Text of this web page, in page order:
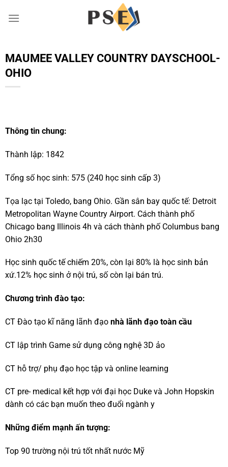
đến
MAUMEE VALLEY COUNTRY DAYSCHOOL-
OHIO
Thông tin chung:
Thành lập: 1842
Tổng số học sinh: 575 (240 học sinh cấp 3)
Tọa lạc tại Toledo, bang Ohio. Gần sân bay quốc tế: Detroit
Metropolitan Wayne Country Airport. Cách thành phố
Chicago bang Illinois 4h và cách thành phố Columbus bang
Ohio 2h30
Học sinh quốc tế chiếm 20%, còn lại 80% là học sinh bản
xứ.12% học sinh ở nội trú, số còn lại bán trú.
Chương trình đào tạo:
CT Đào tạo kĩ năng lãnh đạo nhà lãnh đạo toàn cầu
CT lập trình Game sử dụng công nghệ 3D ảo
CT hỗ trợ/ phụ đạo học tập và online learning
CT pre- medical kết hợp với đại học Duke và John Hopskin
dành có các bạn muốn theo đuổi ngành y
Những điểm mạnh ấn tượng:
Top 90 trường nội trú tốt nhất nước Mỹ